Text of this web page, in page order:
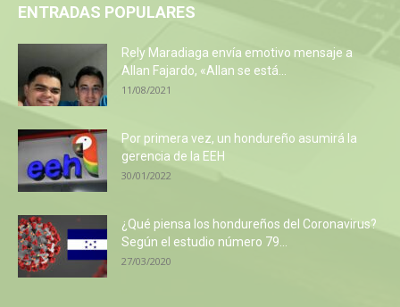
ENTRADAS POPULARES
Rely Maradiaga envía emotivo mensaje a
Allan Fajardo, «Allan se está...
11/08/2021
Por primera vez, un hondureño asumirá la
gerencia de la EEH
30/01/2022
¿Qué piensa los hondureños del Coronavirus?
Según el estudio número 79...
27/03/2020